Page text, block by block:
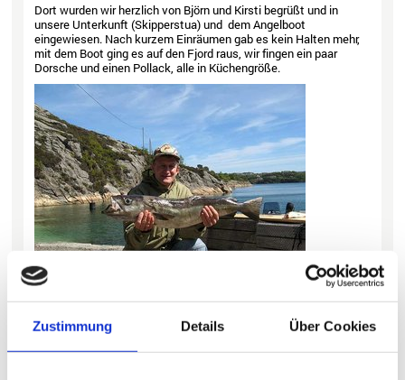
Zustimmung Details Über Cookies
Dort wurden wir herzlich von Björn und Kirsti begrüßt und in
unsere Unterkunft (Skipperstua) und dem Angelboot
eingewiesen. Nach kurzem Einräumen gab es kein Halten mehr,
mit dem Boot ging es auf den Fjord raus, wir fingen ein paar
Dorsche und einen Pollack, alle in Küchengröße.
die zwei Tage auf dem offenen Meer hatten es in sich. Bei dem
150 m fingen wir reichlich Lumb und Leng. Die von uns selbst